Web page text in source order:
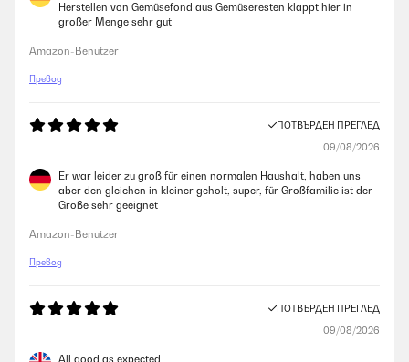
Herstellen von Gemüsefond aus Gemüseresten klappt hier in
großer Menge sehr gut
Amazon-Benutzer
Превод
ПОТВЪРДЕН ПРЕГЛЕД
09/08/2026
Er war leider zu groß für einen normalen Haushalt, haben uns
aber den gleichen in kleiner geholt, super, für Großfamilie ist der
Große sehr geeignet
Amazon-Benutzer
Превод
ПОТВЪРДЕН ПРЕГЛЕД
09/08/2026
All good as expected